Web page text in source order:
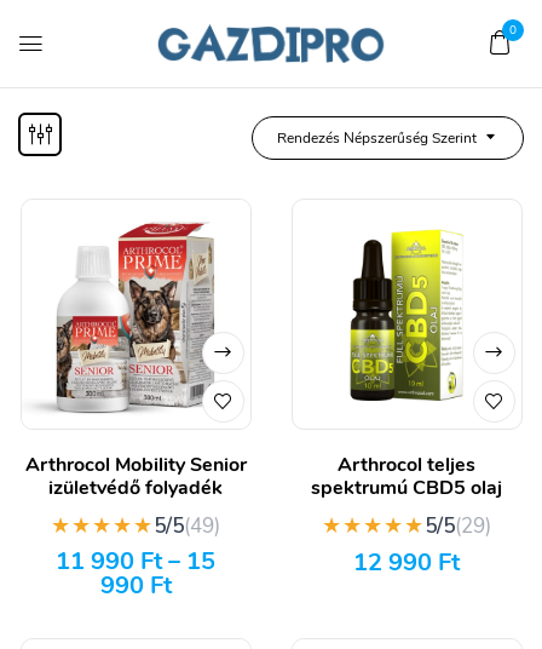
0
Rendezés Népszerűség Szerint
Arthrocol Mobility Senior
izületvédő folyadék
★★★★★5/5(49)
11 990 Ft– 15
990 Ft
Arthrocol teljes
spektrumú CBD5 olaj
★★★★★5/5(29)
12 990 Ft